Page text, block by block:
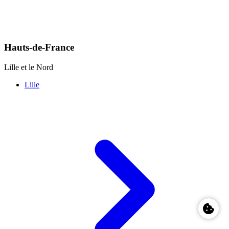
Hauts-de-France
Lille et le Nord
Lille